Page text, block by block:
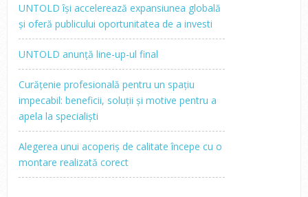
UNTOLD își accelerează expansiunea globală
și oferă publicului oportunitatea de a investi
UNTOLD anunță line-up-ul final
Curățenie profesională pentru un spațiu
impecabil: beneficii, soluții și motive pentru a
apela la specialiști
Alegerea unui acoperiș de calitate începe cu o
montare realizată corect